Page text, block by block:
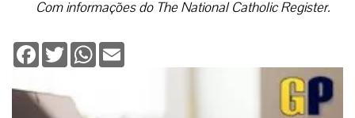
Com informações do The National Catholic Register.
Facebook
TwitterWhatsApp